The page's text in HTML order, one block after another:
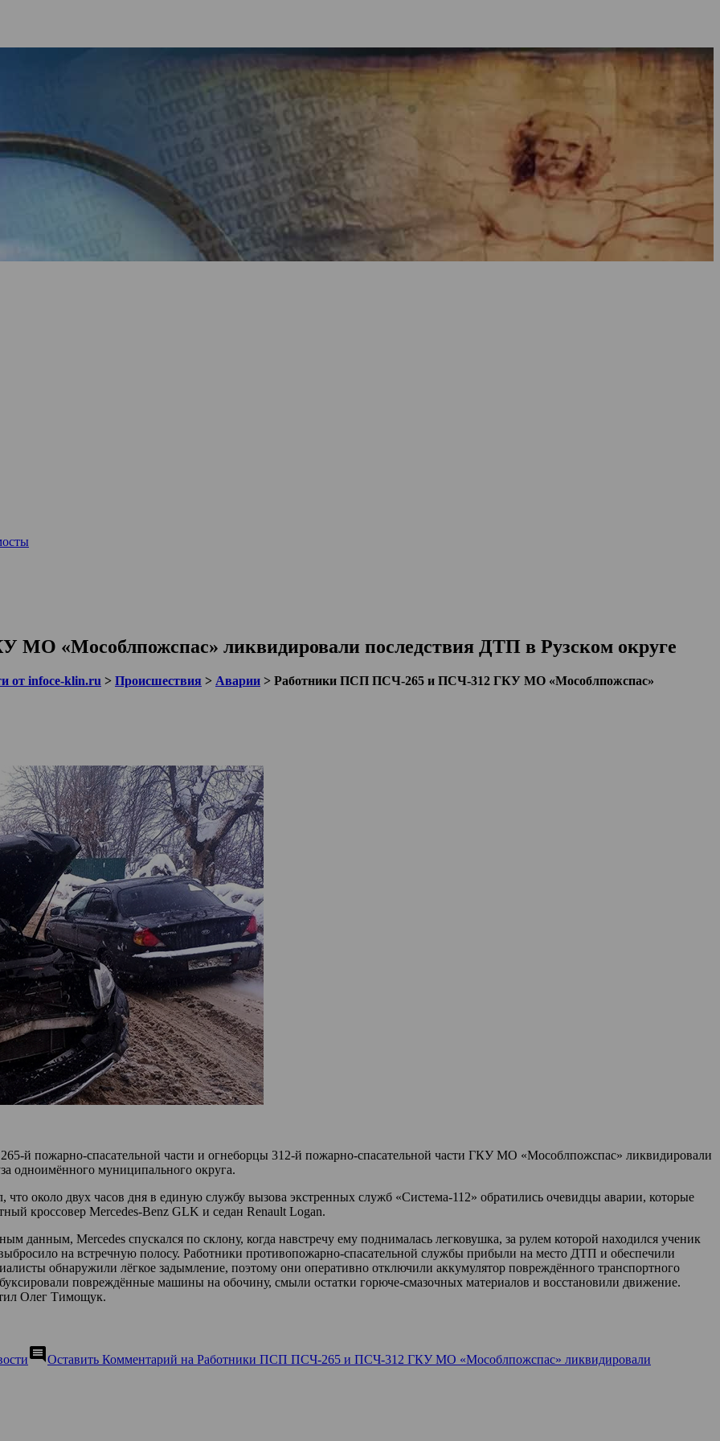
«Мособлпожспас» ликвидировали последствия ДТП в Рузском округе
от infoce-klin.ru > Происшествия > Аварии > Работники ПСП ПСЧ-265 и ПСЧ-312 ГКУ МО «Мособлпожспас»
265-й пожарно-спасательной части и огнеборцы 312-й пожарно-спасательной части ГКУ МО «Мособлпожспас» ликвидировали
одноимённого муниципального округа.
около двух часов дня в единую службу вызова экстренных служб «Система-112» обратились очевидцы аварии, которые
кроссовер Mercedes-Benz GLK и седан Renault Logan.
данным, Mercedes спускался по склону, когда навстречу ему поднималась легковушка, за рулем которой находился ученик
на встречную полосу. Работники противопожарно-спасательной службы прибыли на место ДТП и обеспечили
обнаружили лёгкое задымление, поэтому они оперативно отключили аккумулятор повреждённого транспортного
повреждённые машины на обочину, смыли остатки горюче-смазочных материалов и восстановили движение.
Олег Тимощук.
comment Оставить Комментарий на Работники ПСП ПСЧ-265 и ПСЧ-312 ГКУ МО «Мособлпожспас» ликвидировали